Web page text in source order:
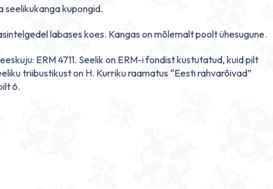
seelikukanga kupongid.
labases koes. Kangas on mõlemalt poolt ühesugune.
ERM 4711. Seelik on ERM-i fondist kustutatud, kuid pilt
triibustikust on H. Kurriku raamatus “Eesti rahvarõivad”
6.